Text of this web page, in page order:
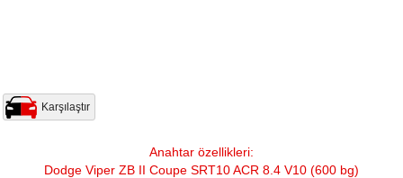
Karşılaştır
Anahtar özellikleri:
Dodge Viper ZB II Coupe SRT10 ACR 8.4 V10 (600 bg)